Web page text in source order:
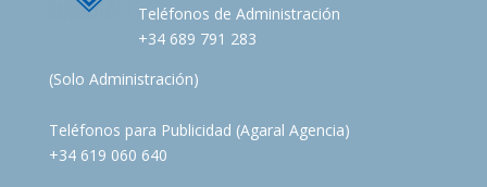
Teléfonos de Administración
+34 689 791 283
(Solo Administración)
Teléfonos para Publicidad (Agaral Agencia)
+34 619 060 640